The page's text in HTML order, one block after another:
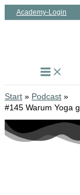
ZumAcademy-Login
Start
Podcast
#145 Warum Yoga